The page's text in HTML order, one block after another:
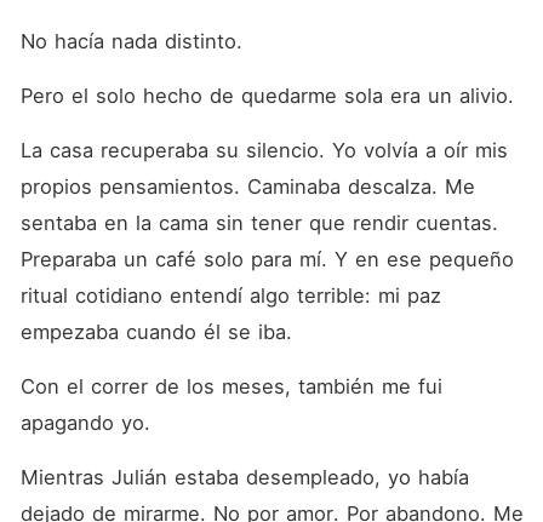
No hacía nada distinto.
Pero el solo hecho de quedarme sola era un alivio.
La casa recuperaba su silencio. Yo volvía a oír mis
propios pensamientos. Caminaba descalza. Me
sentaba en la cama sin tener que rendir cuentas.
Preparaba un café solo para mí. Y en ese pequeño
ritual cotidiano entendí algo terrible: mi paz
empezaba cuando él se iba.
Con el correr de los meses, también me fui
apagando yo.
Mientras Julián estaba desempleado, yo había
dejado de mirarme. No por amor. Por abandono. Me